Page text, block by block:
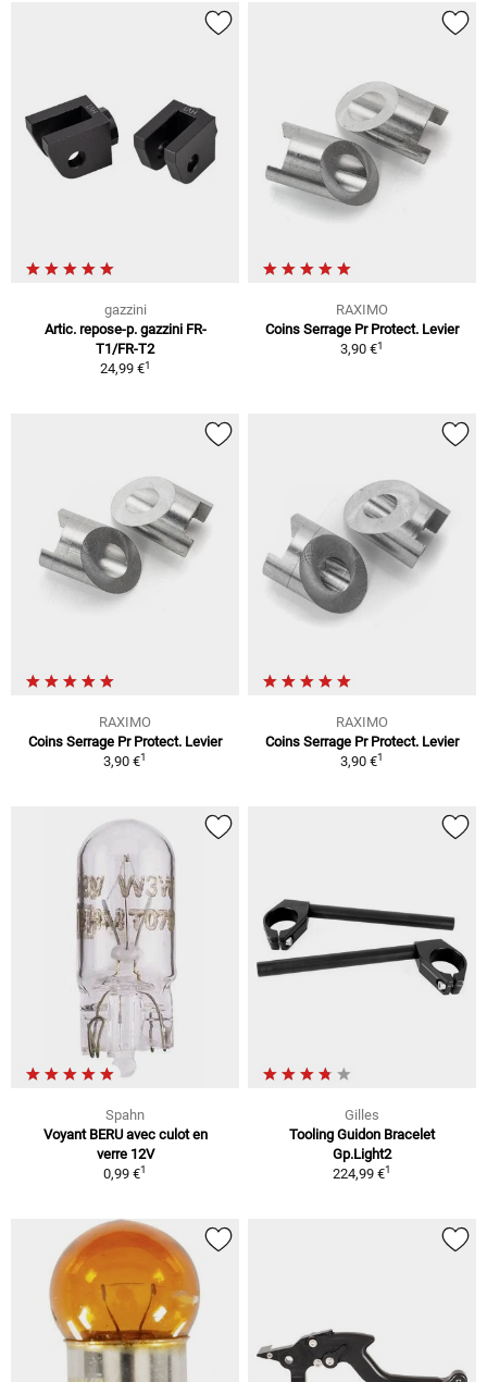
gazzini
Artic. repose-p. gazzini FR-
T1/FR-T2
24,99 €1
RAXIMO
Coins Serrage Pr Protect. Levier
3,90 €1
RAXIMO
Coins Serrage Pr Protect. Levier
3,90 €1
RAXIMO
Coins Serrage Pr Protect. Levier
3,90 €1
Spahn
Voyant BERU avec culot en
verre 12V
0,99 €1
Gilles
Tooling Guidon Bracelet
Gp.Light2
224,99 €1